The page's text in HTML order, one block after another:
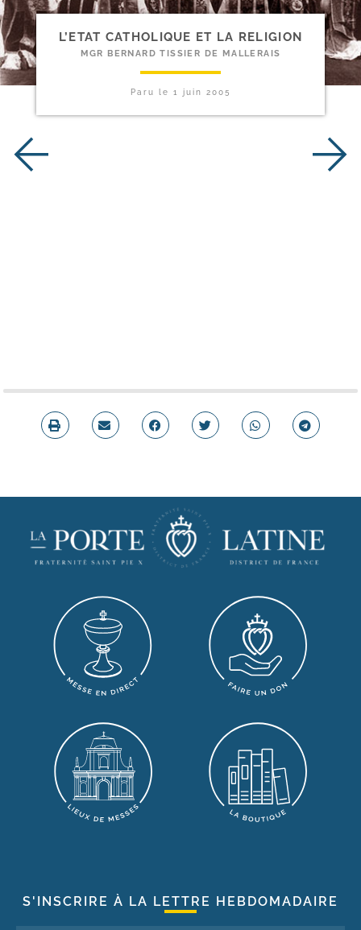
L’ETAT CATHOLIQUE ET LA RELIGION
MGR BERNARD TISSIER DE MALLERAIS
Paru le 1 juin 2005
S'INSCRIRE À LA LETTRE HEBDOMADAIRE